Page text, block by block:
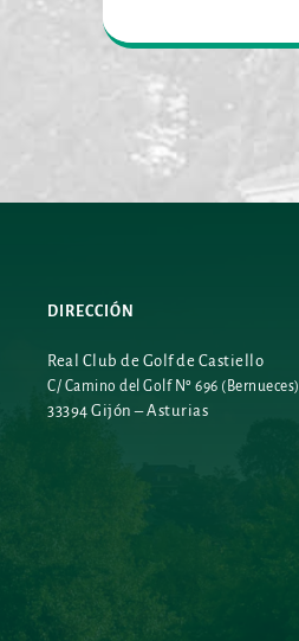
DIRECCIÓN
Real Club de Golf de Castiello
C/ Camino del Golf Nº 696 (Bernueces)
33394 Gijón – Asturias